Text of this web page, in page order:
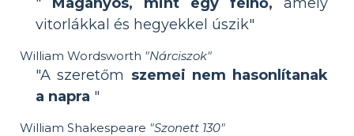
vitorlákkal és hegyekkel úszik"
William Wordsworth "Nárciszok"
"A szeretőm szemei ​​nem hasonlítanak
a napra "
William Shakespeare "Szonett 130"